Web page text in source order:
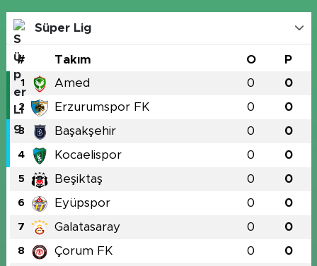
Süper Lig
# Takım O P
1 Amed 0 0
2 Erzurumspor FK 0 0
3 Başakşehir 0 0
4 Kocaelispor 0 0
5 Beşiktaş 0 0
6 Eyüpspor 0 0
7 Galatasaray 0 0
8 Çorum FK 0 0